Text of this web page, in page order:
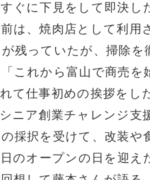
ぐに下見をして即決し
は、焼肉店として利用
残っていたが、掃除
これから富山で商売を
て仕事初めの挨拶をし
ニア創業チャレンジ支
採択を受けて、改装や
のオープンの日を迎え